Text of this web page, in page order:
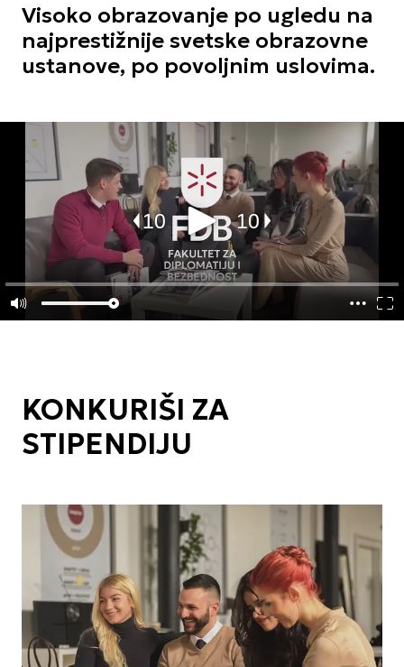
Visoko obrazovanje po ugledu na
najprestižnije svetske obrazovne
ustanove, po povoljnim uslovima.
KONKURIŠI ZA
STIPENDIJU